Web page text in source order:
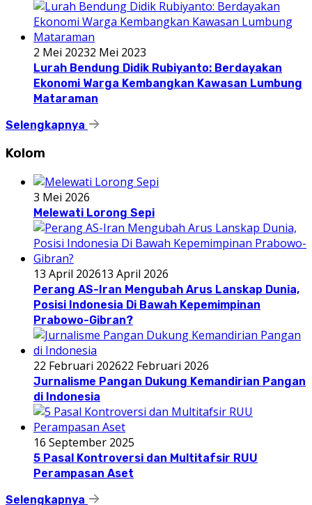
2 Mei 20232 Mei 2023
Lurah Bendung Didik Rubiyanto: Berdayakan
Ekonomi Warga Kembangkan Kawasan Lumbung
Mataraman
Selengkapnya
Kolom
3 Mei 2026
Melewati Lorong Sepi
13 April 202613 April 2026
Perang AS-Iran Mengubah Arus Lanskap Dunia,
Posisi Indonesia Di Bawah Kepemimpinan
Prabowo-Gibran?
22 Februari 202622 Februari 2026
Jurnalisme Pangan Dukung Kemandirian Pangan
di Indonesia
16 September 2025
5 Pasal Kontroversi dan Multitafsir RUU
Perampasan Aset
Selengkapnya